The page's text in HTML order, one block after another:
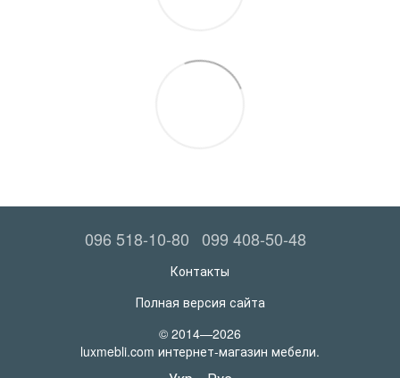
096 518-10-80 099 408-50-48
Контакты
Полная версия сайта
© 2014—2026
luxmebli.com интернет-магазин мебели.